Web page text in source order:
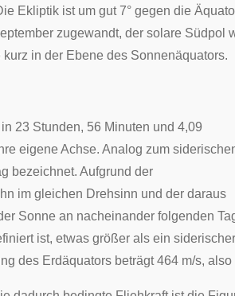
Ekliptik ist um gut 7° gegen die
zugewandt, der solare Südpol
in der Ebene des Sonnenäquators.
23 Stunden, 56 Minuten und 4,09
eigene Achse. Analog zum
bezeichnet. Aufgrund der
im gleichen Drehsinn und der daraus
Sonne an nacheinander folgenden
ist, etwas größer als ein
des Erdäquators beträgt 464 m/s, also